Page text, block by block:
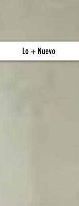
Lo + Nuevo